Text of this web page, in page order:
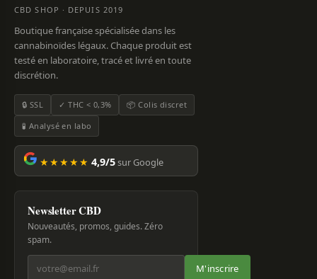
CBD SHOP · DEPUIS 2019
Boutique française spécialisée dans les
cannabinoïdes légaux. Chaque produit est
testé en laboratoire, tracé et livré en toute
discrétion.
🔒 SSL ✓ THC < 0,3%
📦 Colis discret
🧪 Analysé en labo
★★★★★ 4,9/5sur Google
Newsletter CBD
Nouveautés, promos, guides. Zéro
spam.
M'inscrire